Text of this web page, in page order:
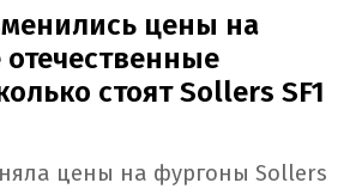
цены на
стоят Sollers SF1
цены на фургоны Sollers